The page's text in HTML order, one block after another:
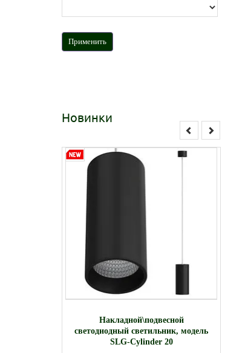
Новинки
Накладной\подвесной
светодиодный светильник, модель
SLG-Cylinder 20